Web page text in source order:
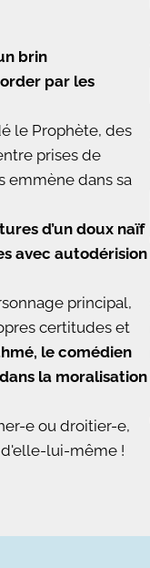
brin
par les
le Prophète, des
prises de
emmène dans sa
d’un doux naïf
avec autodérision
principal,
certitudes et
le comédien
la moralisation
e ou droitier-e,
lui-même !